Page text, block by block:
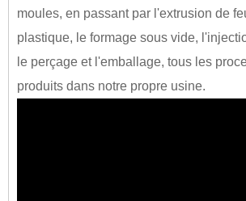
moules, en passant par l'extrusion de
plastique, le formage sous vide,
le perçage et l'emballage, tous les
produits dans notre propre usine.